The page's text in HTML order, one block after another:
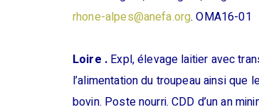
rhone-alpes@anefa.org. OMA16-01
Loire . Expl, élevage laitier avec
l’alimentation du troupeau ainsi
bovin. Poste nourri. CDD d’un an